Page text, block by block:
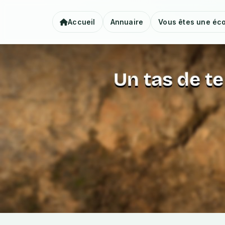
Accueil Annuaire Vous êtes une